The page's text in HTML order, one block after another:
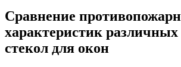
Сравнение
характеристик
стекол для окон